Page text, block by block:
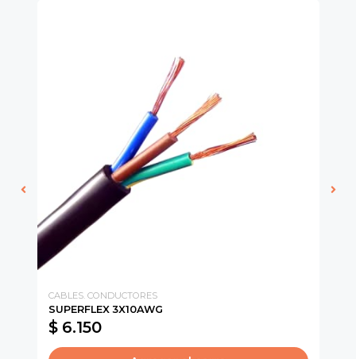
CABLES. CONDUCTORES
SUPERFLEX 3X10AWG
$ 6.150